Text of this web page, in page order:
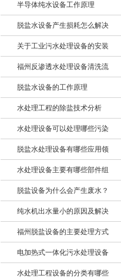
半导体纯水设备工作原理
脱盐水设备产生损耗怎么解决
关于工业污水处理设备的安装
福州反渗透水处理设备清洗流
脱盐水设备的工作原理
水处理工程的除盐技术分析
水处理设备可以处理哪些污染
脱盐水处理设备有哪些应用领
水处理设备主要有哪些部件组
脱盐设备为什么会产生废水？
纯水机出水量小的原因及解决
福州脱盐设备的主要处理方式
电加热式一体化污水处理设备
水处理工程设备的分类有哪些